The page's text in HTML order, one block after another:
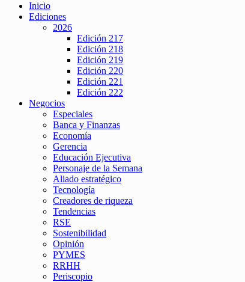
Inicio
Ediciones
2026
Edición 217
Edición 218
Edición 219
Edición 220
Edición 221
Edición 222
Negocios
Especiales
Banca y Finanzas
Economía
Gerencia
Educación Ejecutiva
Personaje de la Semana
Aliado estratégico
Tecnología
Creadores de riqueza
Tendencias
RSE
Sostenibilidad
Opinión
PYMES
RRHH
Periscopio